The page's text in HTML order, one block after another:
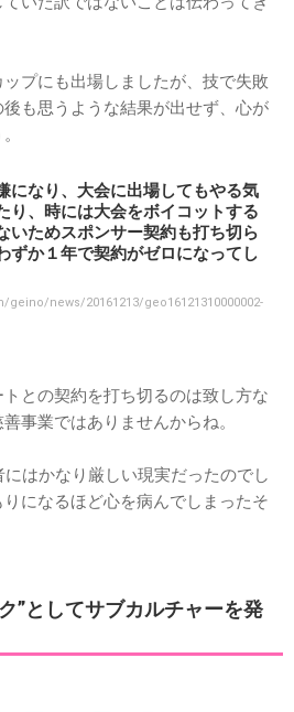
プにも出場しましたが、技で失敗
も思うような結果が出せず、心が
になり、大会に出場してもやる気
り、時には大会をボイコットする
いためスポンサー契約も打ち切ら
ずか１年で契約がゼロになってし
news/20161213/geo16121310000002-
との契約を打ち切るのは致し方な
事業ではありませんからね。
はかなり厳しい現実だったのでし
になるほど心を病んでしまったそ
”としてサブカルチャーを発